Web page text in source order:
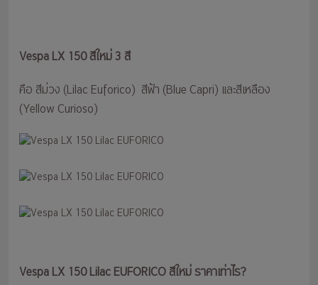
Vespa LX 150 สีใหม่ 3 สี
คือ สีม่วง (Lilac Euforico) สีฟ้า (Blue Capri) และสีเหลือง
(Yellow Curioso)
Vespa LX 150 Lilac EUFORICO สีใหม่ ราคาเท่าไร?